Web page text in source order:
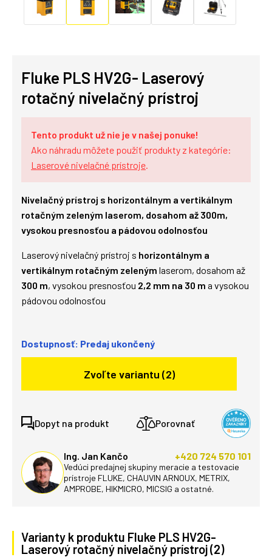
Fluke PLS HV2G- Laserový
rotačný nivelačný prístroj
Tento produkt už nie je v našej ponuke!
Ako náhradu môžete použiť produkty z kategórie:
Laserové nivelačné prístroje.
Nivelačný prístroj s horizontálnym a vertikálnym
rotačným zeleným laserom, dosahom až 300m,
vysokou presnosťou a pádovou odolnosťou
Laserový nivelačný prístroj s horizontálnym a
vertikálnym rotačným zeleným laserom, dosahom až
300 m, vysokou presnosťou 2,2 mm na 30 m a vysokou
pádovou odolnosťou
Dostupnosť: Predaj ukončený
Zvoľte variantu (2)
Dopyt na produkt Porovnať
Ing. Jan Kančo +420 724 570 101
Vedúci predajnej skupiny meracie a testovacie
prístroje FLUKE, CHAUVIN ARNOUX, METRIX,
AMPROBE, HIKMICRO, MICSIG a ostatné.
Varianty k produktu Fluke PLS HV2G-
Laserový rotačný nivelačný prístroj (2)